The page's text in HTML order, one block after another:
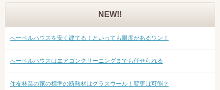
NEW!!
へーベルハウスを安く建てる！といっても限度があるワン！
へーベルハウスはエアコンクリーニングまでも任せられる
住友林業の家の標準の断熱材はグラスウール！変更は可能？